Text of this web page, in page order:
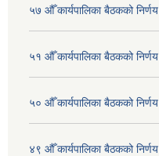
५७ औँ कार्यपालिका बैठकको निर्णय
५१ औँ कार्यपालिका बैठकको निर्णय
५० औँ कार्यपालिका बैठकको निर्णय
४९ औँ कार्यपालिका बैठकको निर्णय